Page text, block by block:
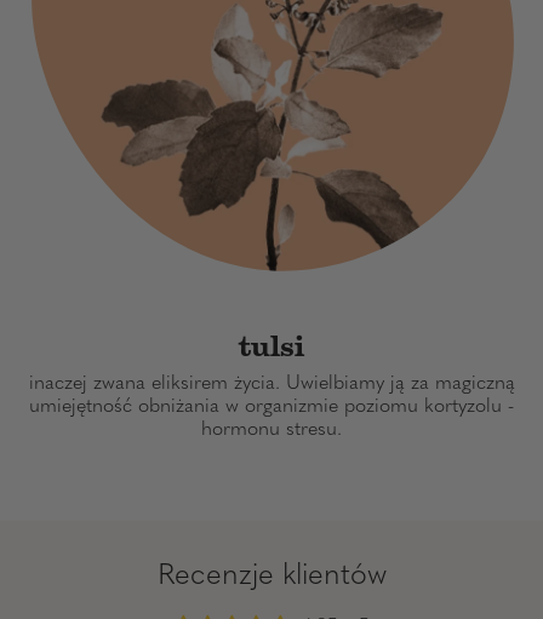
tulsi
inaczej zwana eliksirem życia. Uwielbiamy ją za magiczną
umiejętność obniżania w organizmie poziomu kortyzolu -
hormonu stresu.
Recenzje klientów